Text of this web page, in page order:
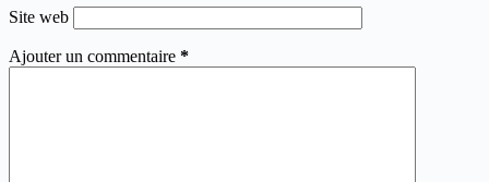
Site web
Ajouter un commentaire *